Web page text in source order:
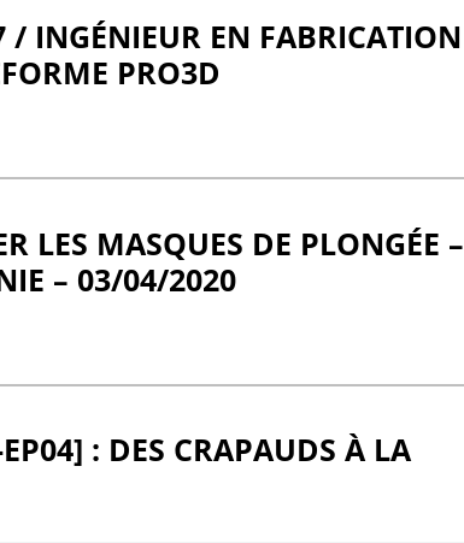
/ INGÉNIEUR EN FABRICATION
PRO3D
LES MASQUES DE PLONGÉE –
– 03/04/2020
: DES CRAPAUDS À LA